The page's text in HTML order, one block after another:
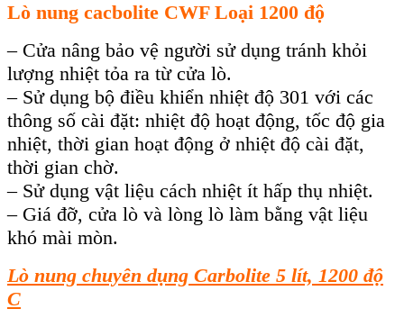
Lò nung cacbolite CWF Loại 1200 độ
– Cửa nâng bảo vệ người sử dụng tránh khỏi
lượng nhiệt tỏa ra từ cửa lò.
– Sử dụng bộ điều khiển nhiệt độ 301 với các
thông số cài đặt: nhiệt độ hoạt động, tốc độ gia
nhiệt, thời gian hoạt động ở nhiệt độ cài đặt,
thời gian chờ.
– Sử dụng vật liệu cách nhiệt ít hấp thụ nhiệt.
– Giá đỡ, cửa lò và lòng lò làm bằng vật liệu
khó mài mòn.
Lò nung chuyên dụng Carbolite 5 lít, 1200 độ
C